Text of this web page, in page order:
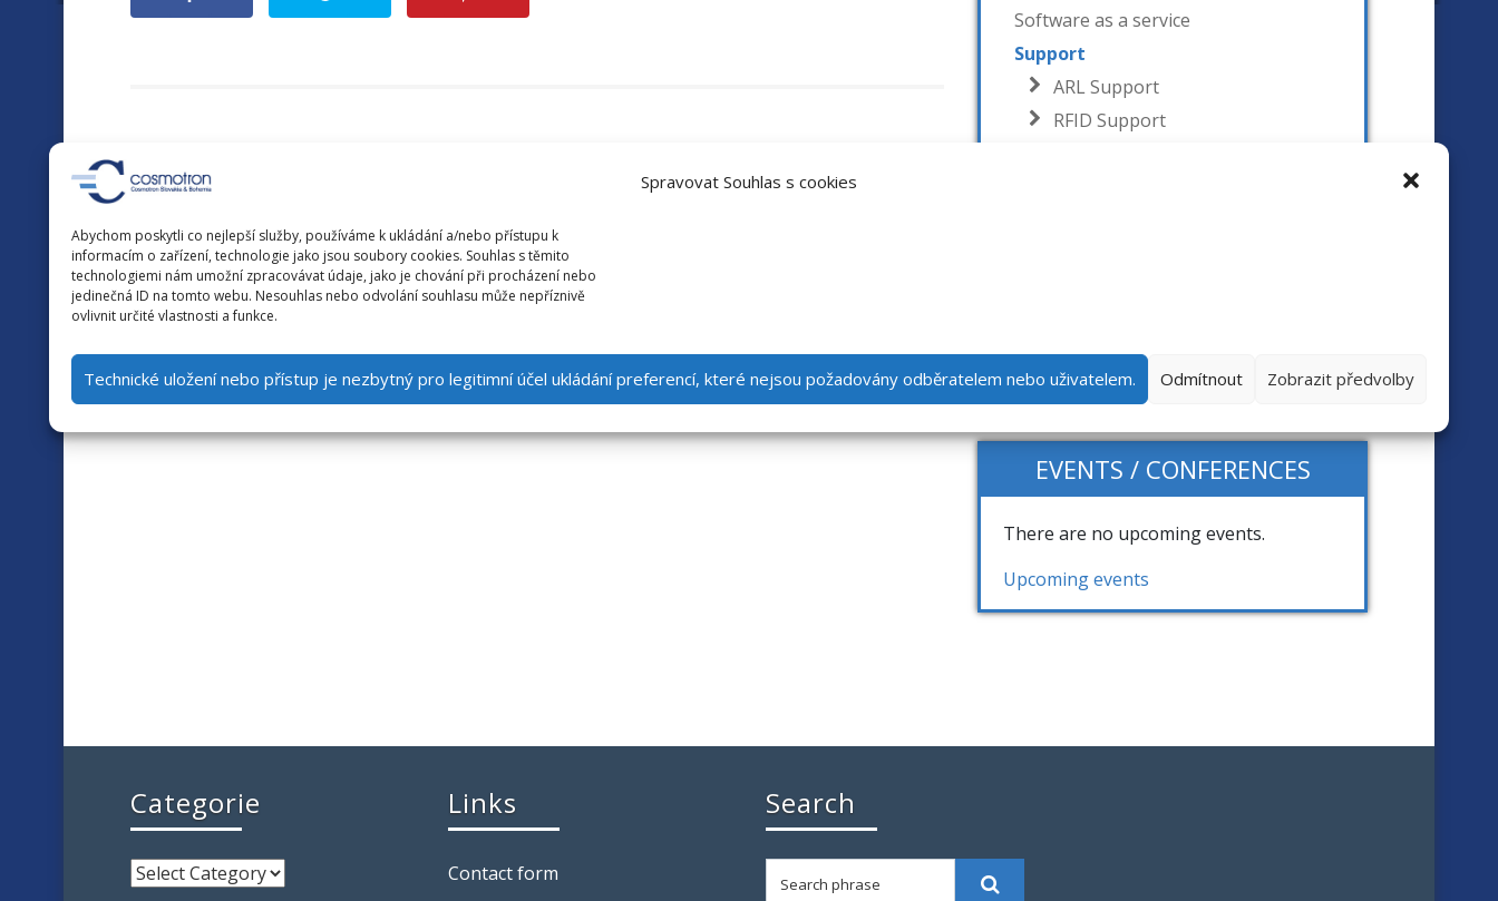
Spravovat Souhlas s cookies
Abychom poskytli co nejlepší služby, používáme k ukládání a/nebo přístupu k
informacím o zařízení, technologie jako jsou soubory cookies. Souhlas s těmito
technologiemi nám umožní zpracovávat údaje, jako je chování při procházení nebo
jedinečná ID na tomto webu. Nesouhlas nebo odvolání souhlasu může nepříznivě
ovlivnit určité vlastnosti a funkce.
Technické uložení nebo přístup je nezbytný pro legitimní účel ukládání preferencí, které nejsou požadovány odběratelem nebo uživatelem. Odmítnout Zobrazit předvolby
Software as a service
Support
ARL Support
RFID Support
EVENTS / CONFERENCES
There are no upcoming events.
Upcoming events
Categorie Links
Contact form
Search